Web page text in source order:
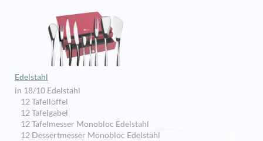
Edelstahl
in 18/10 Edelstahl
12 Tafellöffel
12 Tafelgabel
12 Tafelmesser Monobloc Edelstahl
12 Dessertmesser Monobloc Edelstahl